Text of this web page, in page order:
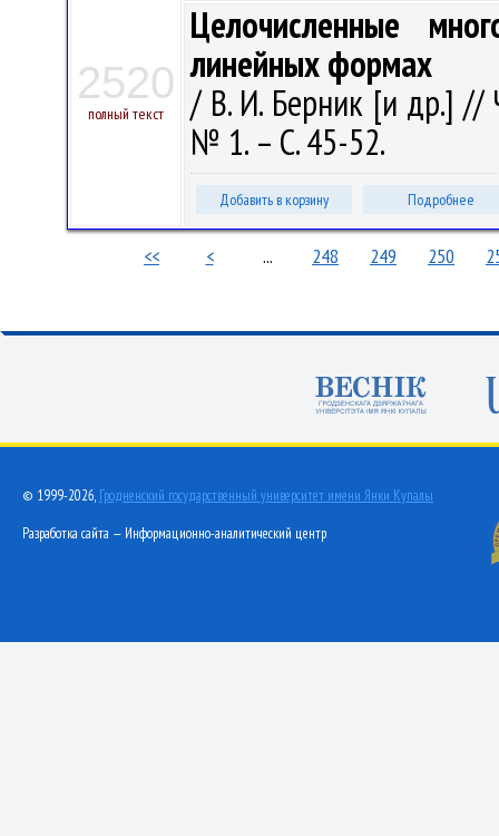
2520
полный текст
Целочисленные
линейных формах
/ В. И. Берник [и др.] //
№ 1. – С. 45-52.
Добавить в корзину Подробнее
<< < ... 248 249 250
© 1999-2026, Гродненский государственный университет имени Янки Купалы
Разработка сайта — Информационно-аналитический центр